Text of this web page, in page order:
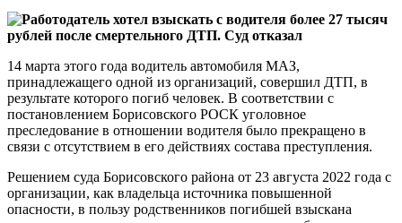
14 марта этого года водитель автомобиля МАЗ,
принадлежащего одной из организаций, совершил ДТП, в
результате которого погиб человек. В соответствии с
постановлением Борисовского РОСК уголовное
преследование в отношении водителя было прекращено в
связи с отсутствием в его действиях состава преступления.
Решением суда Борисовского района от 23 августа 2022 года с
организации, как владельца источника повышенной
опасности, в пользу родственников погибшей взыскана